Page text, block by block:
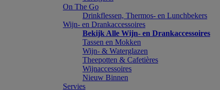
On The Go
Drinkflessen, Thermos- en Lunchbekers
Wijn- en Drankaccessoires
Bekijk Alle Wijn- en Drankaccessoires
Tassen en Mokken
Wijn- & Waterglazen
Theepotten & Cafetières
Wijnaccessoires
Nieuw Binnen
Servies